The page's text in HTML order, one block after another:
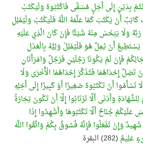
بِدَيْنٍ إِلَى أَجَلٍ مُسَمًّى فَاكْتُبُوهُ وَلْيَكْتُبْ
كَاتِبٌ أَنْ يَكْتُبَ كَمَا عَلَّمَهُ اللَّهُ فَلْيَكْتُبْ وَلْيُمْلِلِ
رَبَّهُ وَلَا يَبْخَسْ مِنْهُ شَيْئًا فَإِنْ كَانَ الَّذِي عَلَيْهِ
أَنْ يُمِلَّ هُوَ فَلْيُمْلِلْ وَلِيُّهُ بِالْعَدْلِ
فَإِنْ لَمْ يَكُونَا رَجُلَيْنِ فَرَجُلٌ وَامْرَأَتَانِ
إِحْدَاهُمَا فَتُذَكِّرَ إِحْدَاهُمَا الْأُخْرَى وَلَا
تَسْأَمُوا أَنْ تَكْتُبُوهُ صَغِيرًا أَوْ كَبِيرًا إِلَى أَجَلِهِ
وَأَدْنَى أَلَّا تَرْتَابُوا إِلَّا أَنْ تَكُونَ تِجَارَةً
عَلَيْكُمْ جُنَاحٌ أَلَّا تَكْتُبُوهَا وَأَشْهِدُوا إِذَا
وَإِنْ تَفْعَلُوا فَإِنَّهُ فُسُوقٌ بِكُمْ وَاتَّقُوا اللَّهَ
عَلِيمٌ (282) البقرة